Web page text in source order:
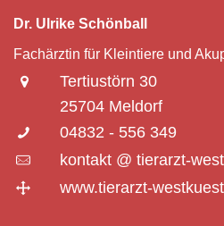
Dr. Ulrike Schönball
Fachärztin für Kleintiere und
Tertiustörn 30
25704 Meldorf
04832 - 556 349
kontakt @ tierarzt-
www.tierarzt-